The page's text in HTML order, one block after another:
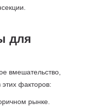
для
вмешательство,
факторов:
рынке.